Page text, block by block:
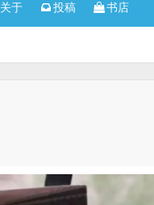
关于 投稿 书店